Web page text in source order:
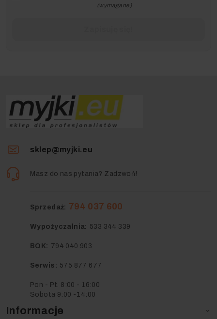
(wymagane)
Informacje 
sklep@myjki.eu
Masz do nas pytania? Zadzwoń!
Sprzedaż: 794 037 600
Wypożyczalnia: 533 344 339
BOK: 794 040 903
Serwis: 575 877 677
Pon - Pt. 8:00 - 16:00
Sobota 9:00 -14:00